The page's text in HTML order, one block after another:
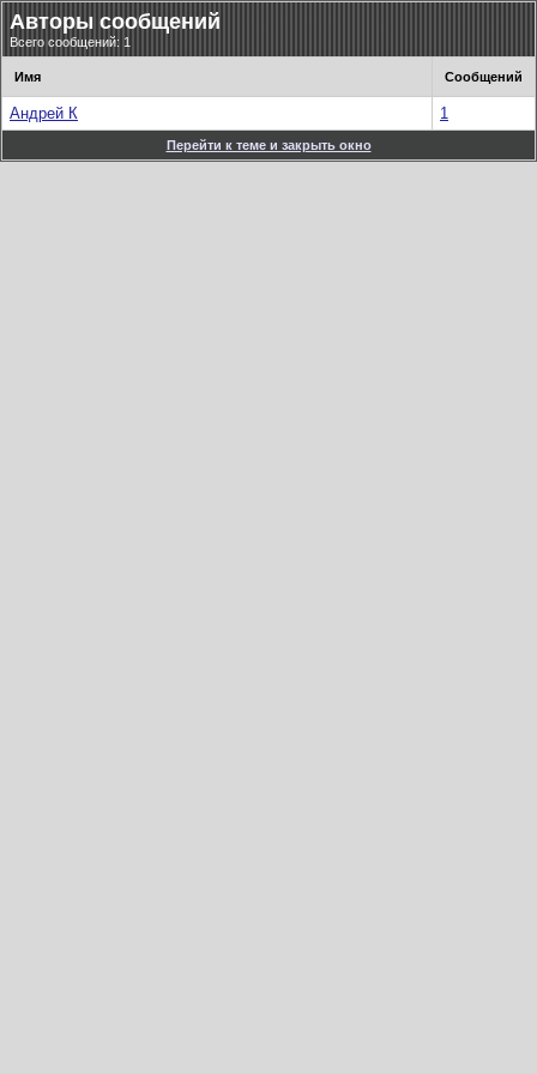
Авторы сообщений
Всего сообщений: 1
Имя Сообщений
Андрей К 1
Перейти к теме и закрыть окно